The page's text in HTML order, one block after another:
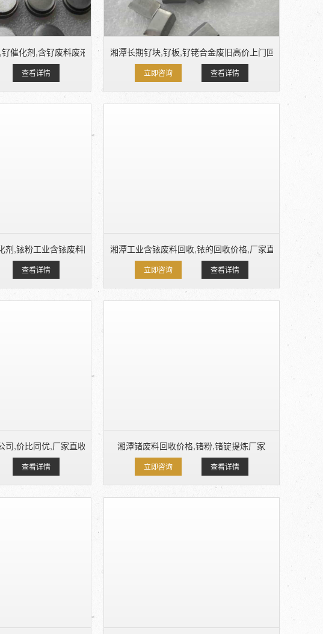
催化剂,含钌废料废液回收
查看详情
湘潭长期钌块,钌板,钌铑合金废旧高价上门回收,鼎锋贵金
立即咨询 查看详情
,铱粉工业含铱废料回收
查看详情
湘潭工业含铱废料回收,铱的回收价格,厂家直收
立即咨询 查看详情
司,价比同优,厂家直收
查看详情
湘潭锗废料回收价格,锗粉,锗锭提炼厂家
立即咨询 查看详情